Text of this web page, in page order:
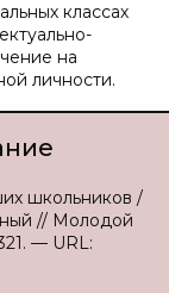
классах
на
личности.
школьников /
// Молодой
— URL: